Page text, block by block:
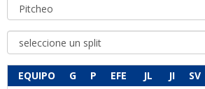
EQUIPO G P EFE JL JI SV